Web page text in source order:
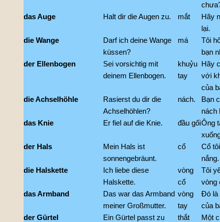
das Auge
Halt dir die Augen zu. mắt
Hãy
lại.
die Wange
Darf ich deine Wange
küssen?
má
Tôi
bạn
der Ellenbogen
Sei vorsichtig mit
deinem Ellenbogen.
khuỷu
tay
Hãy
với
của
die Achselhöhle
Rasierst du dir die
Achselhöhlen?
nách.
Bạn
nách
das Knie
Er fiel auf die Knie. đầu gốiÔng
der Hals
Mein Hals ist
sonnengebräunt.
cổ
Cổ
nắng.
die Halskette
Ich liebe diese
Halskette.
vòng
cổ
Tôi
vòng
das Armband
Das war das Armband
meiner Großmutter.
vòng
tay
Đó là
của
der Gürtel
Ein Gürtel passt zu
thắt
Một